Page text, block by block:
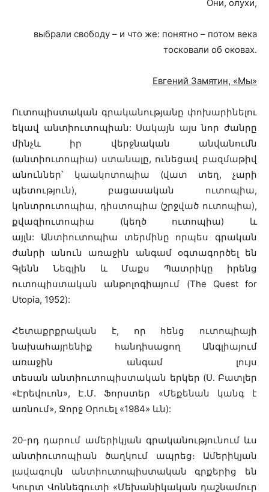
Они, олухи,
выбрали свободу – и что же: понятно – потом века
тосковали об оковах.
Евгений Замятин, «Мы»
Ուտոպիստական գրականությանը փոխարինելու
եկավ անտիուտոպիան: Սակայն այս նոր ժանրը
մինչև իր վերջնական անվանումն
(անտիուտոպիա) ստանալը, ունեցավ բազմաթիվ
անուններ՝ կաակոտոպիա (վատ տեղ, չարի
պետություն), բացասական ուտոպիա,
կոնտրուտոպիա, դիստոպիա (շրջված ուտոպիա),
քվազիուտոպիա (կեղծ ուտոպիա) և
այլն: Անտիուտոպիա տերմինը որպես գրական
ժանրի անուն առաջին անգամ օգտագործել են
Գլենն Նեգլին և Մաքս Պատրիկը իրենց
ուտոպիստական անթոլոգիայում (The Quest for
Utopia, 1952):
Հետաքրքրական է, որ հենց ուտոպիայի
նախահայրենիք հանդիսացող Անգլիայում
առաջին անգամ լույս
տեսան անտիուտոպիստական երկեր (Ս. Բատլեր
«Էրեվուոն», Է.Մ. Ֆորստեր «Մեքենան կանգ է
առնում», Ջորջ Օրուել «1984» ևն):
20-րդ դարում ամերիկյան գրականությունում ևս
անտիուտոպիան ծաղկում ապրեց։ Ամերիկյան
լավագույն անտիուտոպիստական գրքերից են
Կուրտ Վոննեգուտի «Մեխանիկական դաշնամուր